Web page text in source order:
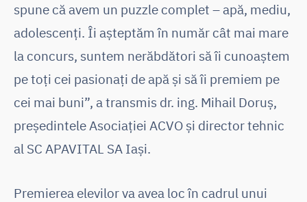
spune că avem un puzzle complet – apă, mediu,
adolescenți. Îi așteptăm în număr cât mai mare
la concurs, suntem nerăbdători să îi cunoaștem
pe toți cei pasionați de apă și să îi premiem pe
cei mai buni”, a transmis dr. ing. Mihail Doruș,
președintele Asociației ACVO și director tehnic
al SC APAVITAL SA Iași.
Premierea elevilor va avea loc în cadrul unui